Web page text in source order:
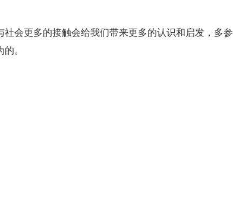
会更多的接触会给我们带来更多的认识和启发，多参
。